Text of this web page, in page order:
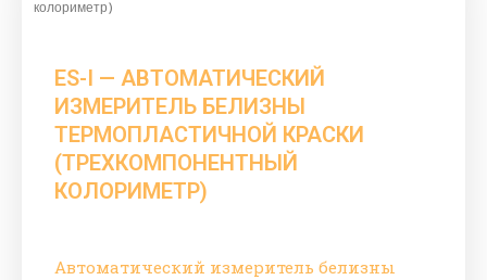
колориметр)
ES-I — АВТОМАТИЧЕСКИЙ
ИЗМЕРИТЕЛЬ БЕЛИЗНЫ
ТЕРМОПЛАСТИЧНОЙ КРАСКИ
(ТРЕХКОМПОНЕНТНЫЙ
КОЛОРИМЕТР)
Автоматический измеритель белизны